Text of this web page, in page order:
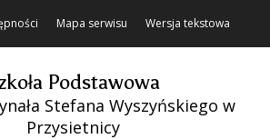
Mapa serwisu Wersja tekstowa
Podstawowa
Stefana Wyszyńskiego w
Przysietnicy